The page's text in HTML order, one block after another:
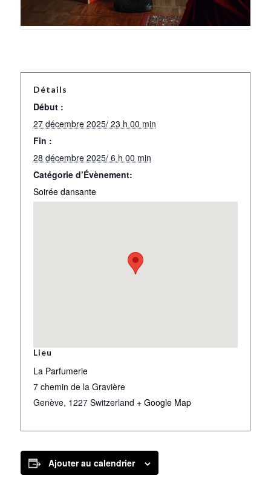
Détails
Début :
27 décembre 2025/ 23 h 00 min
Fin :
28 décembre 2025/ 6 h 00 min
Catégorie d’Évènement:
Soirée dansante
Lieu
La Parfumerie
7 chemin de la Gravière
Genève, 1227 Switzerland + Google Map
Ajouter au calendrier